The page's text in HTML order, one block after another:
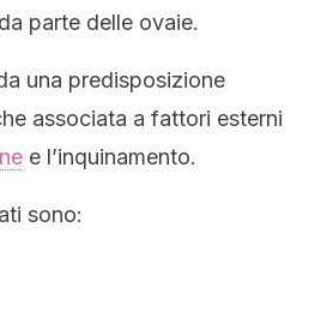
parte delle ovaie.
una predisposizione
associata a fattori esterni
e l’inquinamento.
sono: